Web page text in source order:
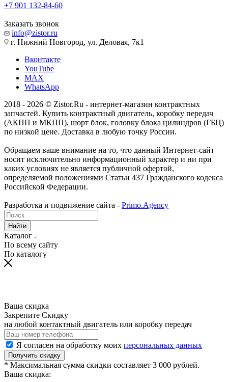
+7 901 132-84-60
Заказать звонок
info@zistor.ru
г. Нижний Новгород, ул. Деловая, 7к1
Вконтакте
YouTube
MAX
WhatsApp
2018 - 2026 © Zistor.Ru - интернет-магазин контрактных
запчастей. Купить контрактный двигатель, коробку передач
(АКПП и МКПП), шорт блок, головку блока цилиндров (ГБЦ)
по низкой цене. Доставка в любую точку России.
Обращаем ваше внимание на то, что данный Интернет-сайт
носит исключительно информационный характер и ни при
каких условиях не является публичной офертой,
определяемой положениями Статьи 437 Гражданского кодекса
Российской Федерации.
Разработка и подвижение сайта - Primo.Agency
Найти
Каталог
По всему сайту
По каталогу
Ваша скидка
Закрепите Скидку
на любой контактный двигатель или коробку передач
Я согласен на обработку моих персональных данных
Получить скидку
* Максимальная сумма скидки составляет 3 000 рублей.
Ваша скидка: